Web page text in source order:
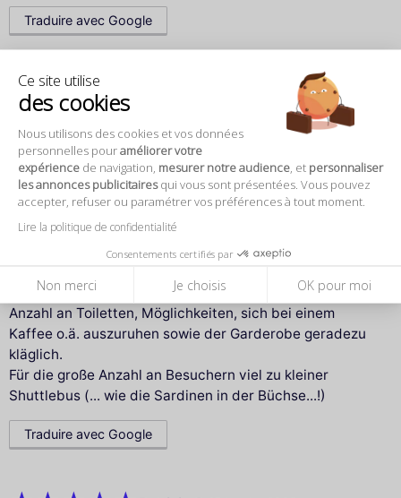
Ce site utilise
des cookies
Nous utilisons des cookies et vos données
personnelles pouraméliorer votre
expérience de navigation, mesurer notre audience , et personnaliser
les annonces publicitairesqui vous sont présentées. Vous pouvez
accepter, refuser ou paramétrer vos préférences à tout moment.
Lire la politique de confidentialité
Consentements certifiés par
Non merci Je choisis OK pour moi
Traduire avec Google
Pluspunkte:
Der Besuch übertraf alle Erwartungen !
Zwei Giganten sind hier vereint. Perfekte Organisation
mit überaus zuvorkommendem und hilfsbereiten
Personal. Die Ausstellung ist sehr übersichtlich und klar
gegliedert.
Im Verhältnis zur großen Anzahl von Besuchern ist die
Anzahl an Toiletten, Möglichkeiten, sich bei einem
Kaffee o.ä. auszuruhen sowie der Garderobe geradezu
kläglich.
Für die große Anzahl an Besuchern viel zu kleiner
Shuttlebus (... wie die Sardinen in der Büchse...!)
Traduire avec Google